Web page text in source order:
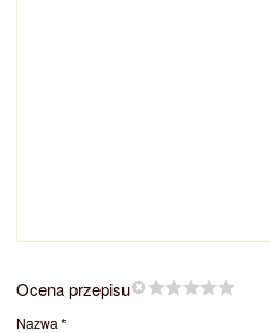
Ocena przepisu
Nazwa *